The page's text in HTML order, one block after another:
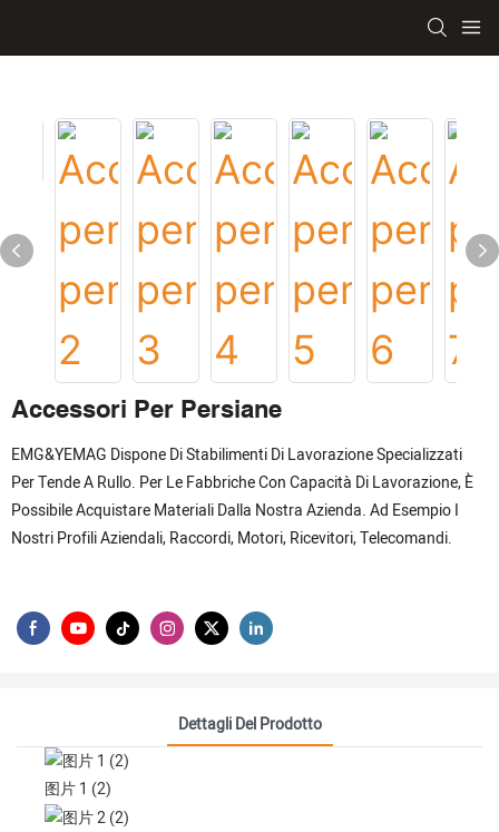
Accessori Per Persiane
EMG&YEMAG Dispone Di Stabilimenti Di Lavorazione Specializzati
Per Tende A Rullo. Per Le Fabbriche Con Capacità Di Lavorazione, È
Possibile Acquistare Materiali Dalla Nostra Azienda. Ad Esempio I
Nostri Profili Aziendali, Raccordi, Motori, Ricevitori, Telecomandi.
Dettagli Del Prodotto
图片 1 (2)